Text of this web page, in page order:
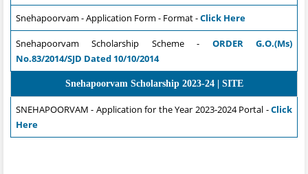
Snehapoorvam - Application Form - Format -Click Here
Snehapoorvam Scholarship Scheme - ORDER G.O.(Ms)
No.83/2014/SJD Dated 10/10/2014
Snehapoorvam Scholarship 2023-24 | SITE
SNEHAPOORVAM - Application for the Year 2023-2024 Portal -Click
Here